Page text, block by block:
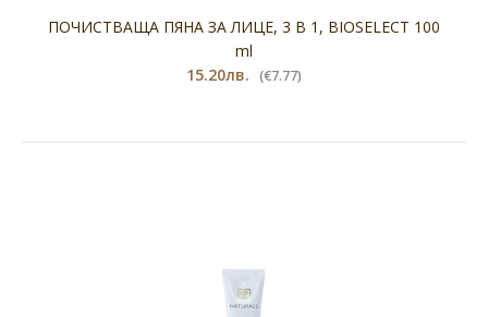
ПОЧИСТВАЩА ПЯНА ЗА ЛИЦЕ, 3 В 1, BIOSELECT 100
ml
15.20лв. (€7.77)